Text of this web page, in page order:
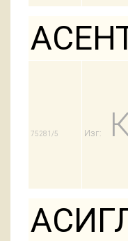
75281/5 Изг: